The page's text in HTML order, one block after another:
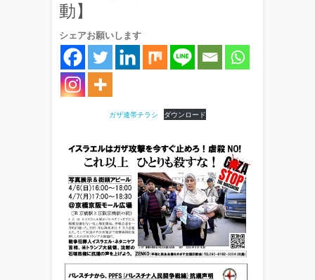
動】
シェアお願いします
ガザ連帯チラシ ダウンロード